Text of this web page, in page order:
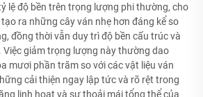
lệ độ bền trên trọng lượng phi thường, cho
ra những cây ván nhẹ hơn đáng kể so
đồng thời vẫn duy trì độ bền cấu trúc và
giảm trọng lượng này thường dao
mươi phần trăm so với các vật liệu ván
cải thiện ngay lập tức và rõ rệt trong
linh hoạt và sự thoải mái tổng thể của